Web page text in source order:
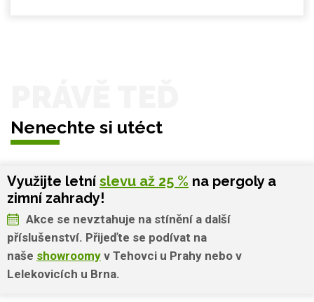
Nenechte si utéct
Využijte letní slevu až 25 % na pergoly a
zimní zahrady!
Akce se nevztahuje na stínění a další
příslušenství. Přijeďte se podívat na
naše showroomy v Tehovci u Prahy nebo v
Lelekovicích u Brna.